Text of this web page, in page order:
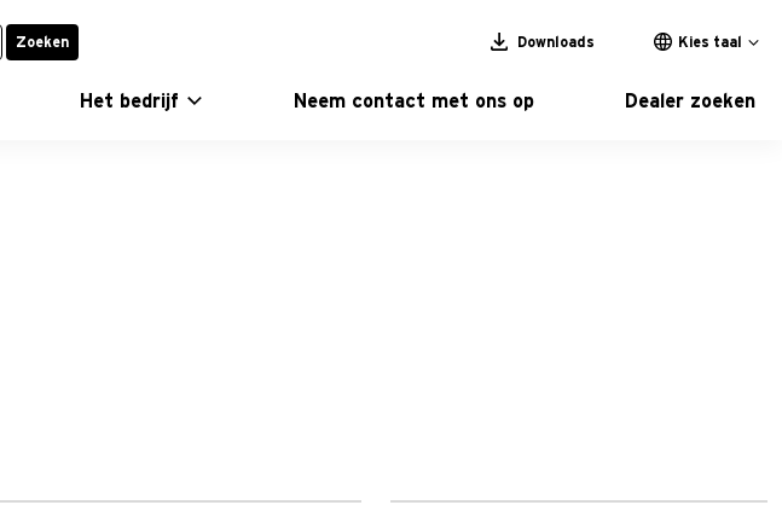
Zoeken Downloads Kies taal
Het bedrijf Neem contact met ons op Dealer zoeken